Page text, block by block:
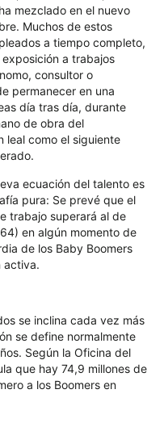
mezclado en el nuevo
Muchos de estos
a tiempo completo,
a trabajos
consultor o
permanecer en una
día tras día, durante
de obra del
leal como el siguiente
ecuación del talento es
pura: Se prevé que el
trabajo superará al de
en algún momento de
de los Baby Boomers
activa.
se inclina cada vez más
se define normalmente
Según la Oficina del
que hay 74,9 millones de
a los Boomers en